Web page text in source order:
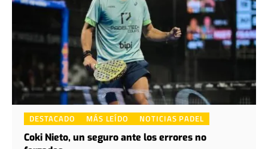
DESTACADO MÁS LEÍDO NOTICIAS PADEL
Coki Nieto, un seguro ante los errores no